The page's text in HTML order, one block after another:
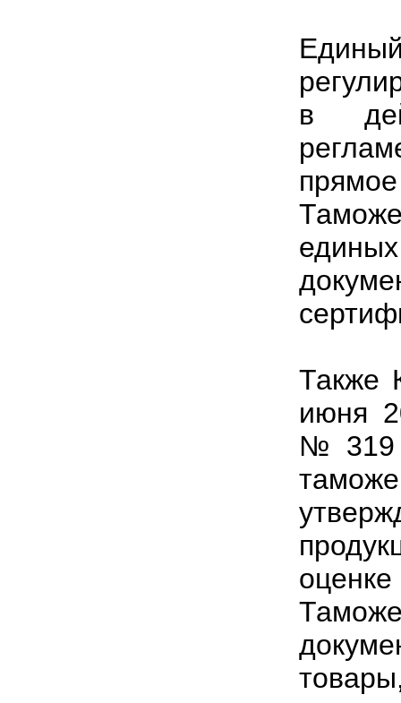
в
Также
июня
№ 319